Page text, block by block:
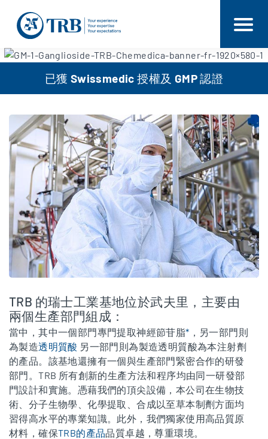
已獲 Swissmedic 授權及 GMP 認證
TRB 的瑞士工業基地位於武夫里，主要由
兩個生產部門組成：
當中，其中一個部門專門提取神經節苷脂* ，另一部門則
為製造透明質酸 另一部門則為製造透明質酸為本注射劑
的產品。該基地還擁有一個與生產部門緊密合作的研發
部門。TRB 所有創新的生產方法和程序均由同一研發部
門設計和實施。憑藉我們的頂尖設備，本公司在生物技
術、分子生物學、化學提取、合成以至草本制劑方面均
習得高水平的專業知識。此外，我們獨家使用高品質原
材料，確保TRB的產品品質卓越，尊重環境。